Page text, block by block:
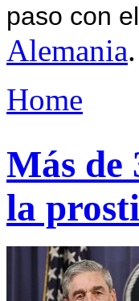
paso con
Alemania.
Home
Más de
la